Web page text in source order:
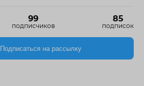
99
подписчиков
85
подписок
Подписаться на рассылку